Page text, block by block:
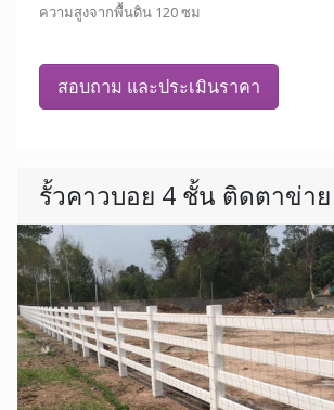
ความสูงจากพื้นดิน 120 ซม
สอบถาม และประเมินราคา
รั้วคาวบอย 4 ชั้น ติดตาข่าย